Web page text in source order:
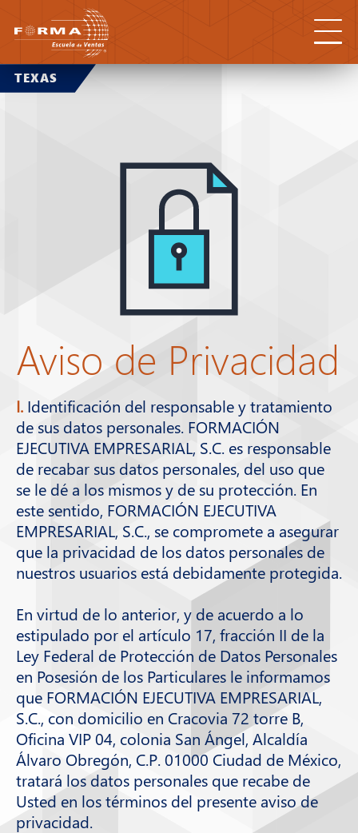
AVISO DE PRIVACIDAD
TEXAS
Aviso de Privacidad
I. Identificación del responsable y tratamiento
de sus datos personales. FORMACIÓN
EJECUTIVA EMPRESARIAL, S.C. es responsable
de recabar sus datos personales, del uso que
se le dé a los mismos y de su protección. En
este sentido, FORMACIÓN EJECUTIVA
EMPRESARIAL, S.C., se compromete a asegurar
que la privacidad de los datos personales de
nuestros usuarios está debidamente protegida.
En virtud de lo anterior, y de acuerdo a lo
estipulado por el artículo 17, fracción II de la
Ley Federal de Protección de Datos Personales
en Posesión de los Particulares le informamos
que FORMACIÓN EJECUTIVA EMPRESARIAL,
S.C., con domicilio en Cracovia 72 torre B,
Oficina VIP 04, colonia San Ángel, Alcaldía
Álvaro Obregón, C.P. 01000 Ciudad de México,
tratará los datos personales que recabe de
Usted en los términos del presente aviso de
privacidad.